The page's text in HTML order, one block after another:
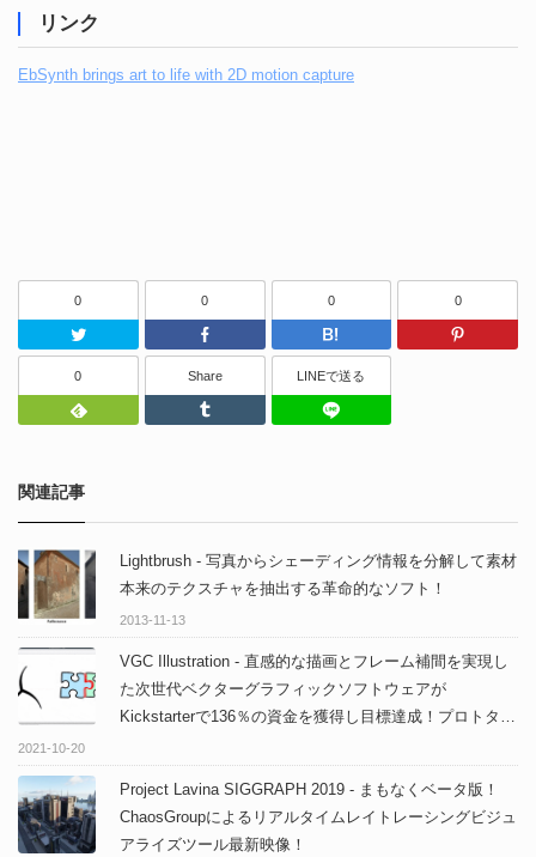
リンク
EbSynth brings art to life with 2D motion capture
0
Twitter
0
Facebook
0
はてなブッ
0
0
Feedly
Share
Tumblr
LINEで送る
関連記事
Lightbrush - 写真からシェーディング情報を分解して素材
本来のテクスチャを抽出する革命的なソフト！
2013-11-13
VGC Illustration - 直感的な描画とフレーム補間を実現し
た次世代ベクターグラフィックソフトウェアが
Kickstarterで136％の資金を獲得し目標達成！プロトタイ
2021-10-20
Project Lavina SIGGRAPH 2019 - まもなくベータ版！
ChaosGroupによるリアルタイムレイトレーシングビジュ
アライズツール最新映像！